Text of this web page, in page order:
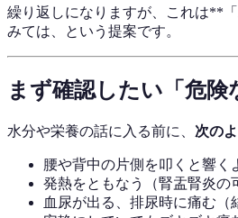
繰り返しになりますが、これは**
みては、という提案です。
まず確認したい「危険
水分や栄養の話に入る前に、 次の
腰や背中の片側を叩くと響く
発熱をともなう（腎盂腎炎の
血尿が出る、排尿時に痛む（